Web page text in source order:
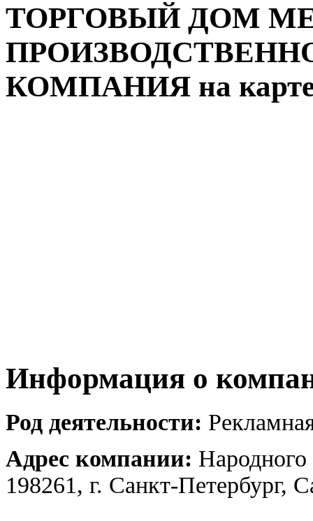
ТОРГОВЫЙ ДОМ
КОМПАНИЯ на
Информация о
Род деятельности:
Адрес компании:
198261, г. Санкт-Петербург,